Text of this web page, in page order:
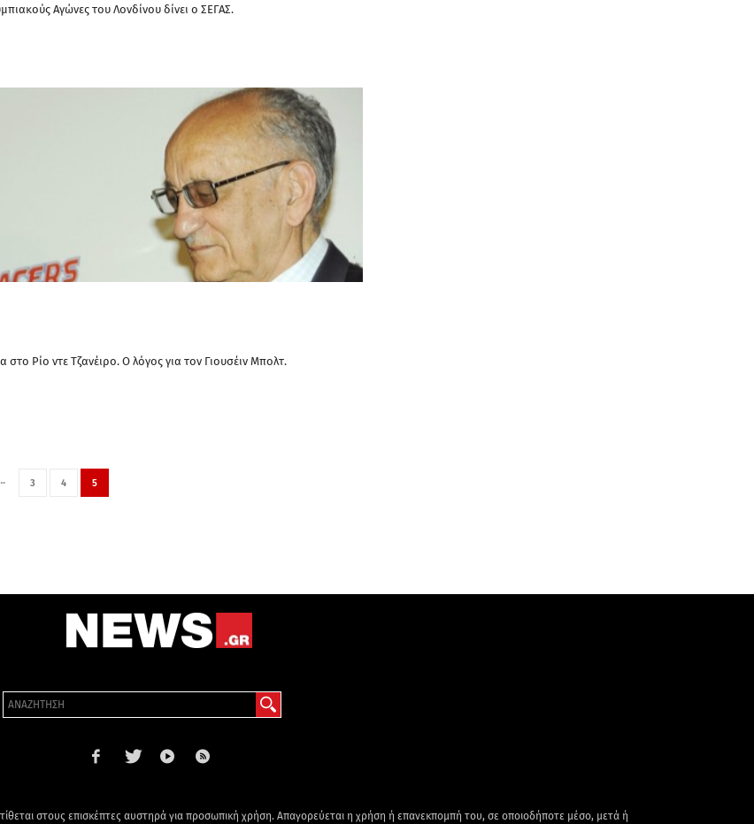
Αγώνες του Λονδίνου δίνει ο ΣΕΓΑΣ.
στο Ρίο ντε Τζανέιρο. Ο λόγος για τον Γιουσέιν Μπολτ.
3 4 5
στους επισκέπτες αυστηρά για προσωπική χρήση. Απαγορεύεται η χρήση ή επανεκπομπή του, σε οποιοδήποτε μέσο, μετά ή